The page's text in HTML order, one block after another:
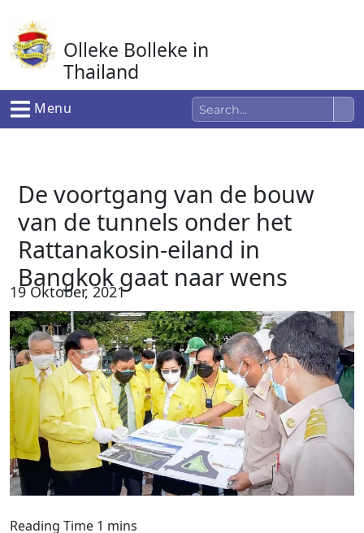
naar
de
inhoud
Olleke Bolleke in
Thailand
In Thailand
Menu
De voortgang van de bouw
van de tunnels onder het
Rattanakosin-eiland in
Bangkok gaat naar wens
19 Oktober, 2021